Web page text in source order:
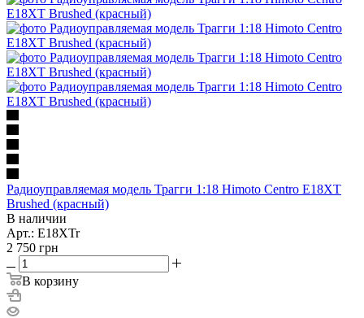
Радиоуправляемая модель Трагги 1:18 Himoto Centro E18XT
Brushed (красный)
В наличии
Арт.: E18XTr
2 750 грн
В корзину